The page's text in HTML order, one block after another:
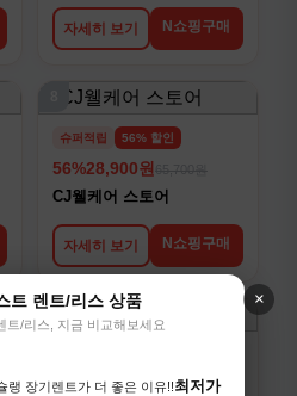
×
트 렌트/리스 상품
트/리스, 지금 비교해보세요
랭 장기렌트가 더 좋은 이유!!최저가
자세히 보기 N쇼핑구매
슈퍼적립 56% 할인
56%28,900원
CJ웰케어 스토어
자세히 보기 N쇼핑구매
10
59%58,900원145,100원